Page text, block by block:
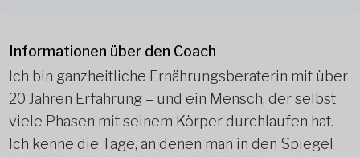
Informationen über den Coach
Ich bin ganzheitliche Ernährungsberaterin mit über
20 Jahren Erfahrung – und ein Mensch, der selbst
viele Phasen mit seinem Körper durchlaufen hat.
Ich kenne die Tage, an denen man in den Spiegel